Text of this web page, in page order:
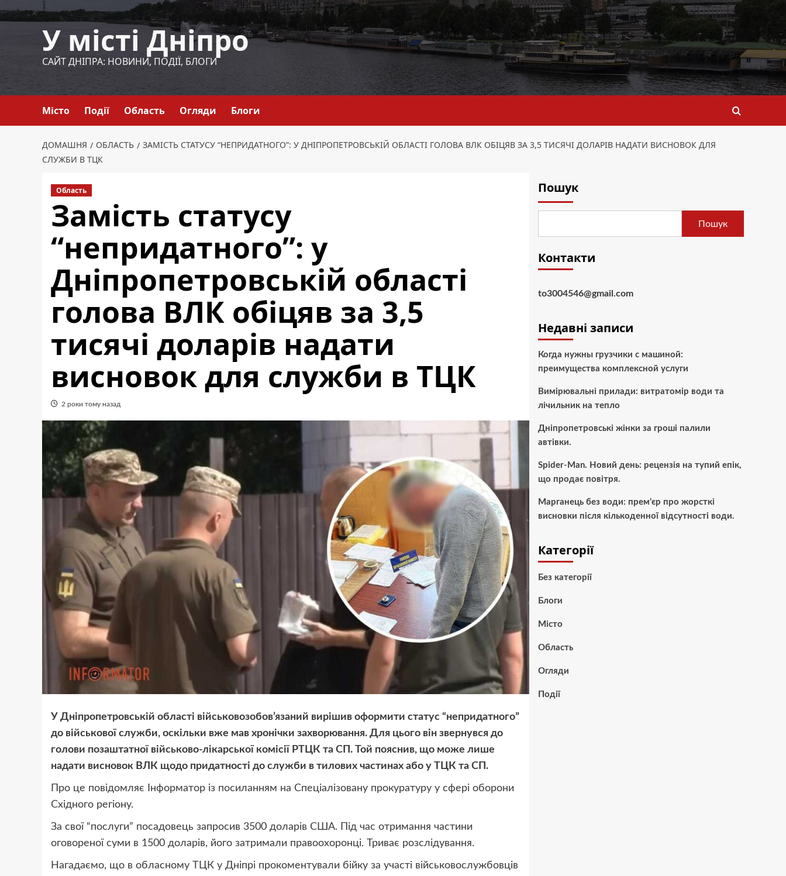
до
У місті Дніпро
САЙТ ДНІПРА: НОВИНИ, ПОДІЇ, БЛОГИ
Місто Події Область Огляди Блоги
ДОМАШНЯ ОБЛАСТЬ
ЗАМІСТЬ СТАТУСУ “НЕПРИДАТНОГО”: У ДНІПРОПЕТРОВСЬКІЙ ОБЛАСТІ ГОЛОВА ВЛК ОБІЦЯВ ЗА 3,5 ТИСЯЧІ ДОЛАРІВ НАДАТИ ВИСНОВОК ДЛЯ
СЛУЖБИ В ТЦК
Область
Замість статусу
“непридатного”: у
Дніпропетровській області
голова ВЛК обіцяв за 3,5
тисячі доларів надати
висновок для служби в ТЦК
2 роки тому назад
У Дніпропетровській області військовозобов’язаний вирішив оформити статус “непридатного”
до військової служби, оскільки вже мав хронічки захворювання. Для цього він звернувся до
голови позаштатної військово-лікарської комісії РТЦК та СП. Той пояснив, що може лише
надати висновок ВЛК щодо придатності до служби в тилових частинах або у ТЦК та СП.
Про це повідомляє Інформатор із посиланням на Спеціалізовану прокуратуру у сфері оборони
Східного регіону.
За свої “послуги” посадовець запросив 3500 доларів США. Під час отримання частини
оговореної суми в 1500 доларів, його затримали правоохоронці. Триває розслідування.
Нагадаємо, що в обласному ТЦК у Дніпрі прокоментували бійку за участі військовослужбовців
Пошук
Пошук
Контакти
to3004546@gmail.com
Недавні записи
Когда нужны грузчики с машиной:
преимущества комплексной услуги
Вимірювальні прилади: витратомір води та
лічильник на тепло
Дніпропетровські жінки за гроші палили
автівки.
Spider-Man. Новий день: рецензія на тупий епік,
що продає повітря.
Марганець без води: прем’єр про жорсткі
висновки після кількоденної відсутності води.
Категорії
Без категорії
Блоги
Місто
Область
Огляди
Події